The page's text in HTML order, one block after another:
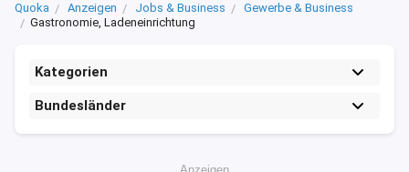
Quoka Anzeigen Jobs & Business
Gewerbe & Business
Gastronomie, Ladeneinrichtung
Kategorien
Bundesländer